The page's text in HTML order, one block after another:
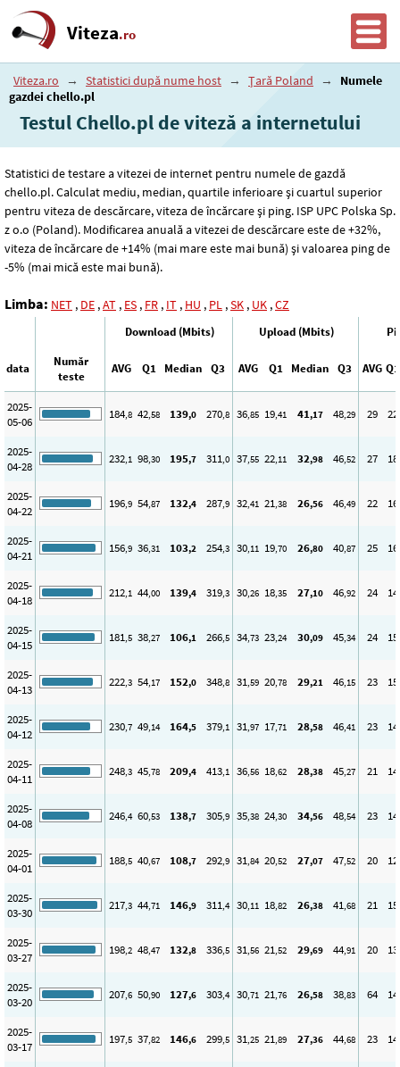
Viteza.ro
Viteza.ro → Statistici după nume host → Țară Poland →
Numele
gazdei chello.pl
Testul Chello.pl de viteză a internetului
Statistici de testare a vitezei de internet pentru numele de gazdă
chello.pl. Calculat mediu, median, quartile inferioare și cuartul superior
pentru viteza de descărcare, viteza de încărcare și ping. ISP UPC Polska Sp.
z o.o (Poland). Modificarea anuală a vitezei de descărcare este de +32%,
viteza de încărcare de +14% (mai mare este mai bună) și valoarea ping de
-5% (mai mică este mai bună).
Limba: NET , DE ,AT , ES , FR , IT , HU , PL ,SK , UK ,CZ
Download (Mbits) Upload (Mbits)
data
Număr
teste
AVG Q1 Median Q3 AVG Q1 Median Q3 AVG Q1
2025-
05-06
184,8 42,58 139,0 270,8 36,85 19,41 41,17 48,29 29 22
2025-
04-28
232,1 98,30 195,7 311,0 37,55 22,11 32,98 46,52 27 18
2025-
04-22
196,9 54,87 132,4 287,9 32,41 21,38 26,56 46,49 22 16
2025-
04-21
156,9 36,31 103,2 254,3 30,11 19,70 26,80 40,87 25 16
2025-
04-18
212,1 44,00 139,4 319,3 30,26 18,35 27,10 46,92 24 14
2025-
04-15
181,5 38,27 106,1 266,5 34,73 23,24 30,09 45,34 24 15
2025-
04-13
222,3 54,17 152,0 348,8 31,59 20,78 29,21 46,15 23 15
2025-
04-12
230,7 49,14 164,5 379,1 31,97 17,71 28,58 46,41 23 14
2025-
04-11
248,3 45,78 209,4 413,1 36,56 18,62 28,38 45,27 21 14
2025-
04-08
246,4 60,53 138,7 305,9 35,38 24,30 34,56 48,54 23 14
2025-
04-01
188,5 40,67 108,7 292,9 31,84 20,52 27,07 47,52 20 12
2025-
03-30
217,3 44,71 146,9 311,4 30,11 18,82 26,38 41,68 21 15
2025-
03-27
198,2 48,47 132,8 336,5 31,56 21,52 29,69 44,91 20 13
2025-
03-20
207,6 50,90 127,6 303,4 30,71 21,76 26,58 38,83 64 14
2025-
03-17
197,5 37,82 146,6 299,5 31,25 21,89 27,36 44,68 23 14